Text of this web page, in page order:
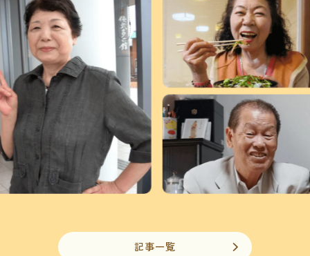
記事一覧